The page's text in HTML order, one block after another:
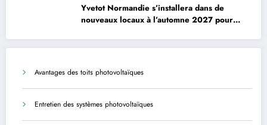
Yvetot Normandie s’installera dans de
nouveaux locaux à l’automne 2027 pour
Avantages des toits photovoltaïques
Entretien des systèmes photovoltaïques